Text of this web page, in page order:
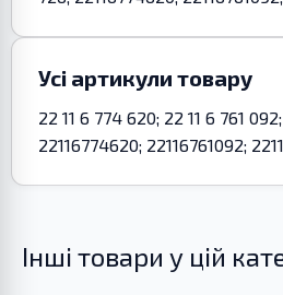
Усі артикули товару
22 11 6 774 620; 22 11 6 761
22116774620; 22116761092;
Інші товари у цій